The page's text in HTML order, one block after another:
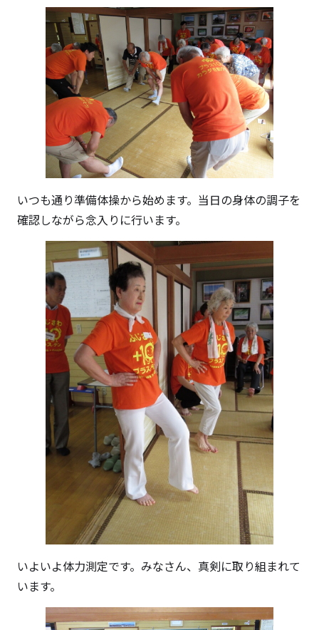
いつも通り準備体操から始めます。当日の身体の調子を
確認しながら念入りに行います。
いよいよ体力測定です。みなさん、真剣に取り組まれて
います。